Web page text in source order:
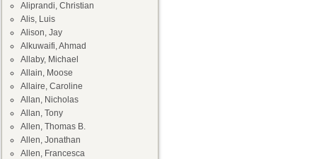
Aliprandi, Christian
Alis, Luis
Alison, Jay
Alkuwaifi, Ahmad
Allaby, Michael
Allain, Moose
Allaire, Caroline
Allan, Nicholas
Allan, Tony
Allen, Thomas B.
Allen, Jonathan
Allen, Francesca